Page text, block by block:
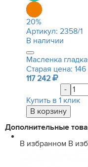
20%
Артикул: 2358/1
В наличии
Масленка
Старая цена:
117 242
-
Купить в 1 клик
Дополнительные
В избранном В